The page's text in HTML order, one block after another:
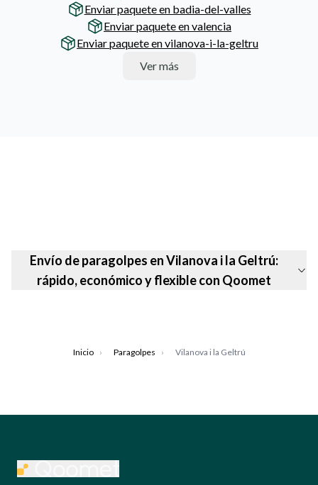
Enviar paquete en badia-del-valles
Enviar paquete en valencia
Enviar paquete en vilanova-i-la-geltru
Ver más
Envío de paragolpes en Vilanova i la Geltrú:
rápido, económico y flexible con Qoomet
Inicio › Paragolpes › Vilanova i la Geltrú